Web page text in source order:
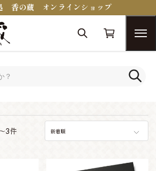
香の蔵 オンラインショップ
3件 新着順